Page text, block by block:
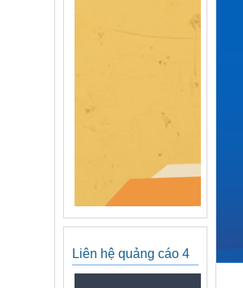
Liên hệ quảng cáo 4